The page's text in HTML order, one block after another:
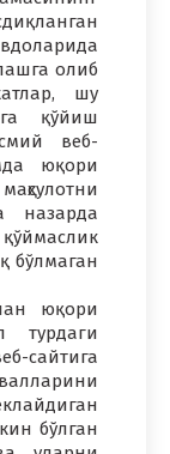
олиб
шу
қўйиш
веб-
юқори
назарда
бўлмаган
юқори
турдаги
сайтига
бўлган